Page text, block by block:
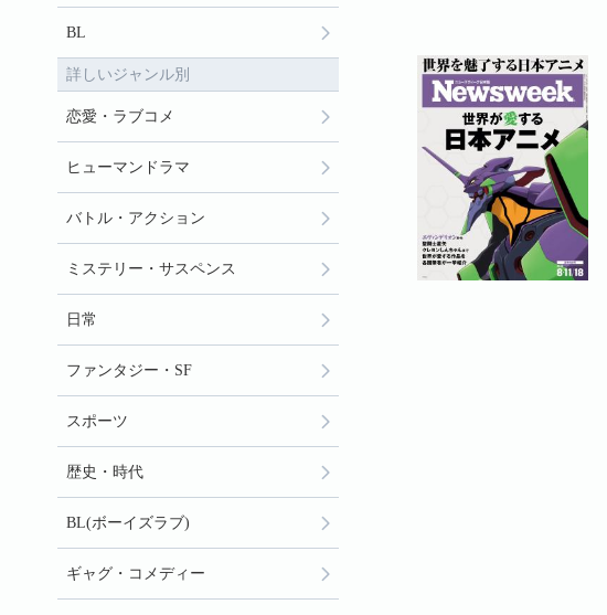
BL
詳しいジャンル別
恋愛・ラブコメ
ヒューマンドラマ
バトル・アクション
ミステリー・サスペンス
日常
ファンタジー・SF
スポーツ
歴史・時代
BL(ボーイズラブ)
ギャグ・コメディー